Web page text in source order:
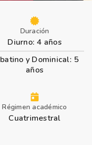
Duración
Diurno: 4 años
y Dominical: 5
años
Régimen académico
Cuatrimestral